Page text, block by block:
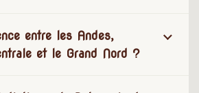
entre les Andes,
et le Grand Nord ?